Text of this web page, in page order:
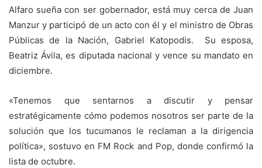
Alfaro sueña con ser gobernador, está muy cerca de Juan
Manzur y participó de un acto con él y el ministro de Obras
Públicas de la Nación, Gabriel Katopodis. Su esposa,
Beatriz Ávila, es diputada nacional y vence su mandato en
diciembre.
«Tenemos que sentarnos a discutir y pensar
estratégicamente cómo podemos nosotros ser parte de la
solución que los tucumanos le reclaman a la dirigencia
política», sostuvo en FM Rock and Pop, donde confirmó la
lista de octubre.